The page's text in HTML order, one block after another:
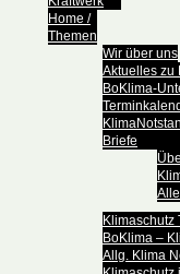
Home /
Themen
Wir über uns
Aktuelles zu
BoKlima-
Briefe
Klimaschutz
BoKlima –
Allg. Klima